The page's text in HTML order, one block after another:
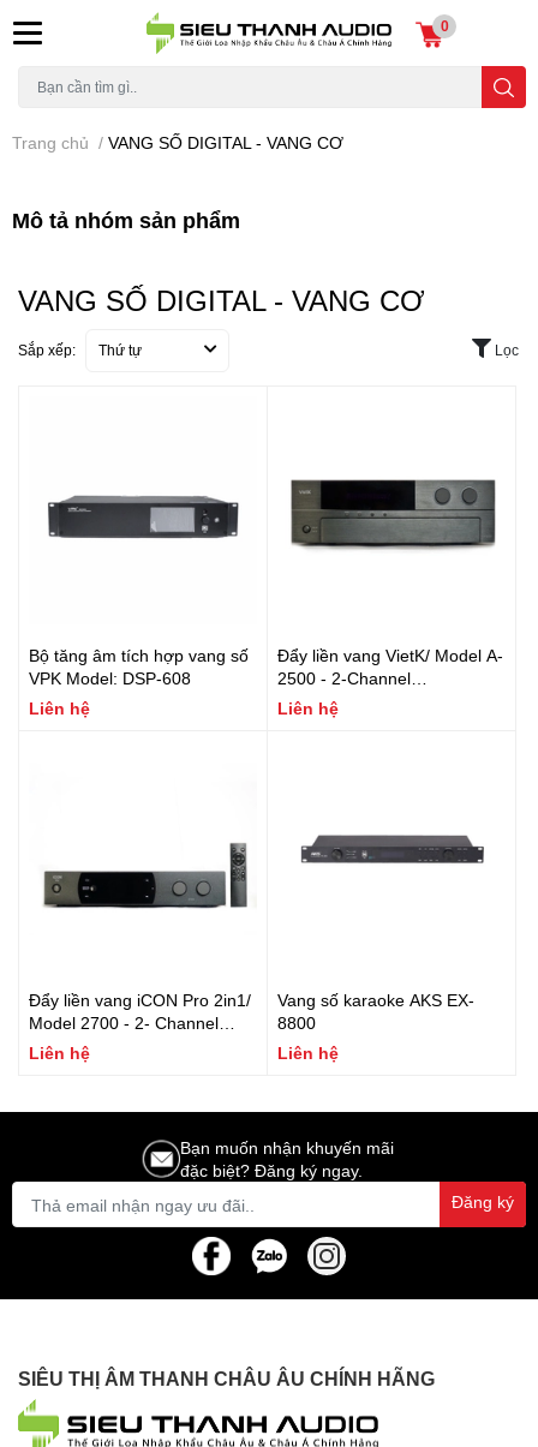
0
Trang chủ / VANG SỐ DIGITAL - VANG CƠ
Mô tả nhóm sản phẩm
VANG SỐ DIGITAL - VANG CƠ
Sắp xếp: Thứ tự Lọc
Bộ tăng âm tích hợp vang số
VPK Model: DSP-608
Liên hệ
Đẩy liền vang VietK/ Model A-
2500 - 2-Channel
500W+500W Power Amplifier/
20Hz–20kHz/ SNR 70dB/ MIC
Liên hệ
Đẩy liền vang iCON Pro 2in1/
Model 2700 - 2- Channel
850W Power Amplifier/ 20Hz-
20kHz/ THD <0.04%/ SNR
Consumption 1500W
Liên hệ
Vang số karaoke AKS EX-
8800
Liên hệ
Bạn muốn nhận khuyến mãi
đặc biệt? Đăng ký ngay.
Đăng ký
SIÊU THỊ ÂM THANH CHÂU ÂU CHÍNH HÃNG